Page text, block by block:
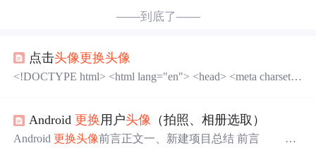
——到底了——
点击头像更换头像
<!DOCTYPE html> <html lang="en"> <head> <meta charset
Android 更换用户头像 （拍照、相册选取）
Android更换头像前言正文一、新建项目总结 前言 做